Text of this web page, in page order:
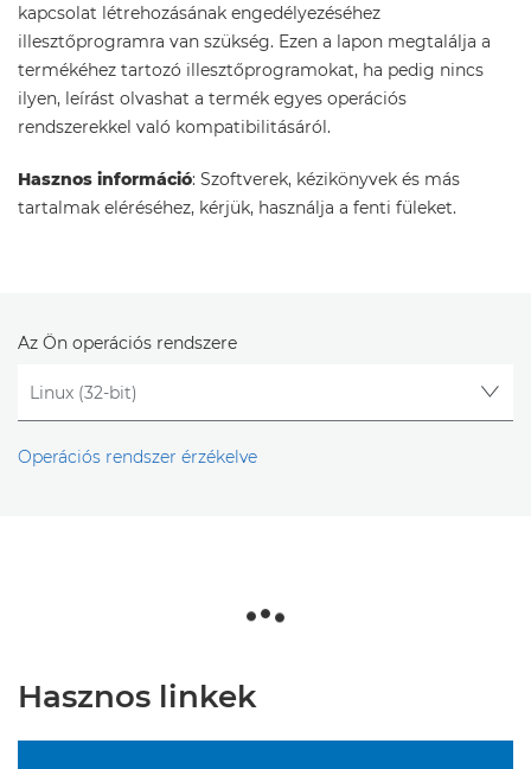
kapcsolat létrehozásának engedélyezéséhez
illesztőprogramra van szükség. Ezen a lapon megtalálja a
termékéhez tartozó illesztőprogramokat, ha pedig nincs
ilyen, leírást olvashat a termék egyes operációs
rendszerekkel való kompatibilitásáról.
Hasznos információ: Szoftverek, kézikönyvek és más
tartalmak eléréséhez, kérjük, használja a fenti füleket.
Az Ön operációs rendszere
Operációs rendszer érzékelve
Hasznos linkek